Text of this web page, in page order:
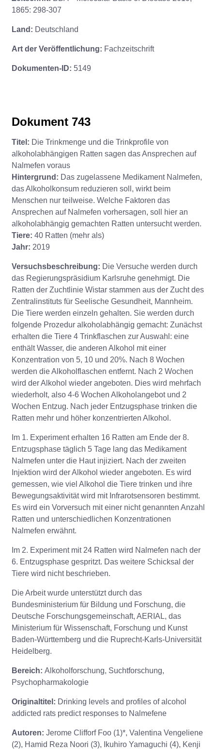
1865: 298-307
Land: Deutschland
Art der Veröffentlichung: Fachzeitschrift
Dokumenten-ID: 5149
Dokument 743
Titel: Die Trinkmenge und die Trinkprofile von
alkoholabhängigen Ratten sagen das Ansprechen auf
Nalmefen voraus
Hintergrund: Das zugelassene Medikament Nalmefen,
das Alkoholkonsum reduzieren soll, wirkt beim
Menschen nur teilweise. Welche Faktoren das
Ansprechen auf Nalmefen vorhersagen, soll hier an
alkoholabhängig gemachten Ratten untersucht werden.
Tiere: 40 Ratten (mehr als)
Jahr: 2019
Versuchsbeschreibung: Die Versuche werden durch
das Regierungspräsidium Karlsruhe genehmigt. Die
Ratten der Zuchtlinie Wistar stammen aus der Zucht des
Zentralinstituts für Seelische Gesundheit, Mannheim.
Die Tiere werden einzeln gehalten. Sie werden durch
folgende Prozedur alkoholabhängig gemacht: Zunächst
erhalten die Tiere 4 Trinkflaschen zur Auswahl: eine
enthält Wasser, die anderen Alkohol mit einer
Konzentration von 5, 10 und 20%. Nach 8 Wochen
werden die Alkoholflaschen entfernt. Nach 2 Wochen
wird der Alkohol wieder angeboten. Dies wird mehrfach
wiederholt, also 4-6 Wochen Alkoholangebot und 2
Wochen Entzug. Nach jeder Entzugsphase trinken die
Ratten mehr und höher konzentrierten Alkohol.
Im 1. Experiment erhalten 16 Ratten am Ende der 8.
Entzugsphase täglich 5 Tage lang das Medikament
Nalmefen unter die Haut injiziert. Nach der zweiten
Injektion wird der Alkohol wieder angeboten. Es wird
gemessen, wie viel Alkohol die Tiere trinken und ihre
Bewegungsaktivität wird mit Infrarotsensoren bestimmt.
Es wird ein Vorversuch mit einer nicht genannten Anzahl
Ratten und unterschiedlichen Konzentrationen
Nalmefen erwähnt.
Im 2. Experiment mit 24 Ratten wird Nalmefen nach der
6. Entzugsphase gespritzt. Das weitere Schicksal der
Tiere wird nicht beschrieben.
Die Arbeit wurde unterstützt durch das
Bundesministerium für Bildung und Forschung, die
Deutsche Forschungsgemeinschaft, AERIAL, das
Ministerium für Wissenschaft, Forschung und Kunst
Baden-Württemberg und die Ruprecht-Karls-Universität
Heidelberg.
Bereich: Alkoholforschung, Suchtforschung,
Psychopharmakologie
Originaltitel: Drinking levels and profiles of alcohol
addicted rats predict responses to Nalmefene
Autoren: Jerome Clifforf Foo (1)*, Valentina Vengeliene
(2), Hamid Reza Noori (3), Ikuhiro Yamaguchi (4), Kenji